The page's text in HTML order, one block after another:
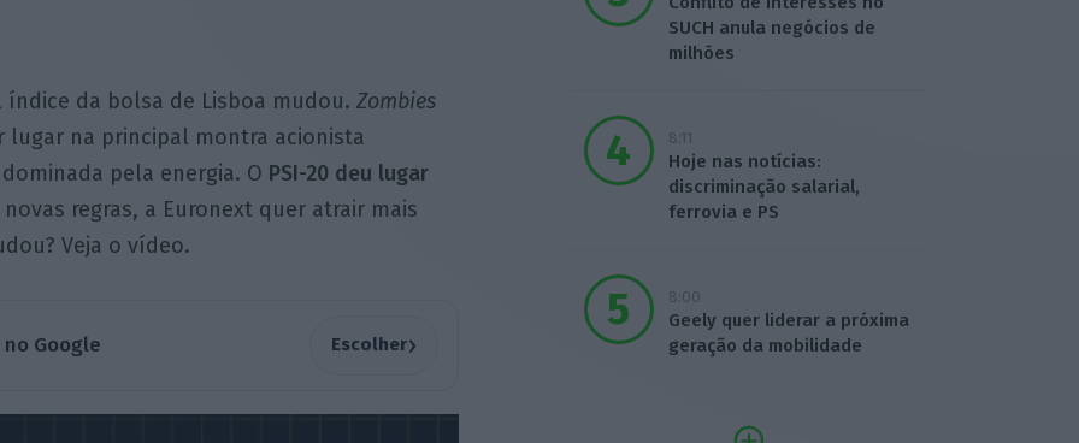
da bolsa de Lisboa mudou. Zombies
lugar na principal montra acionista
pela energia. O PSI-20 deu lugar
regras, a Euronext quer atrair mais
Veja o vídeo.
Google Escolher›
SUCH anula negócios de
milhões
8:11
Hoje nas notícias:
discriminação salarial,
ferrovia e PS
8:00
Geely quer liderar a próxima
geração da mobilidade